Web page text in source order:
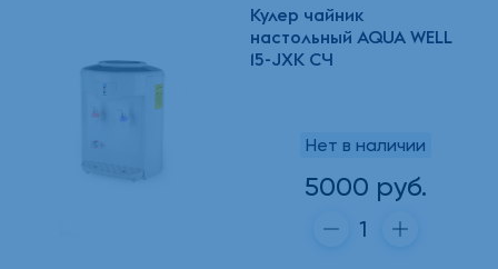
Кулер чайник
настольный AQUA WELL
15-JXK СЧ
Нет в наличии
5000 руб.